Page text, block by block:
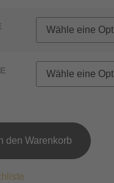
den Warenkorb